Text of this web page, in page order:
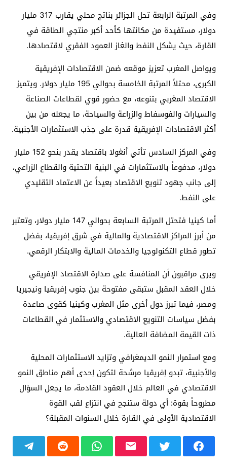
وفي المرتبة الرابعة تحل الجزائر بناتج محلي يقارب 317 مليار
دولار، مستفيدة من مكانتها كأحد أكبر منتجي الطاقة في
القارة، حيث يشكل النفط والغاز العمود الفقري لاقتصادها.
ويواصل المغرب تعزيز موقعه ضمن الاقتصادات الإفريقية
الكبرى، محتلاً المرتبة الخامسة بحوالي 195 مليار دولار. ويتميز
الاقتصاد المغربي بتنوعه، مع حضور قوي لقطاعات الصناعة
والسيارات والفوسفاط والزراعة والسياحة، ما يجعله من بين
أكثر الاقتصادات الإفريقية قدرة على جذب الاستثمارات الأجنبية.
وفي المركز السادس تأتي أنغولا باقتصاد يقدر بنحو 152 مليار
دولار، مدفوعاً بالاستثمارات في البنية التحتية والقطاع الزراعي،
إلى جانب جهود تنويع الاقتصاد بعيداً عن الاعتماد التقليدي
على النفط.
أما كينيا فتحتل المرتبة السابعة بحوالي 147 مليار دولار، وتعتبر
من أبرز المراكز الاقتصادية والمالية في شرق إفريقيا، بفضل
تطور قطاع التكنولوجيا والخدمات المالية والابتكار الرقمي.
ويرى مراقبون أن المنافسة على صدارة الاقتصاد الإفريقي
خلال العقد المقبل ستبقى مفتوحة بين جنوب إفريقيا ونيجيريا
ومصر، فيما تبرز دول أخرى مثل المغرب وكينيا كقوى صاعدة
بفضل سياسات التنويع الاقتصادي والاستثمار في القطاعات
ذات القيمة المضافة العالية.
ومع استمرار النمو الديمغرافي وتزايد الاستثمارات المحلية
والأجنبية، تبدو إفريقيا مرشحة لتكون إحدى أهم مناطق النمو
الاقتصادي في العالم خلال العقود القادمة، ما يجعل السؤال
مطروحاً بقوة: أي دولة ستنجح في انتزاع لقب القوة
الاقتصادية الأولى في القارة خلال السنوات المقبلة؟